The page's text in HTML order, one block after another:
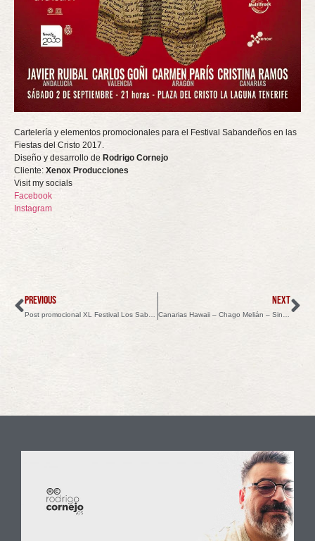
Cartelería y elementos promocionales para el Festival Sabandeños en las
Fiestas del Cristo 2017.
Diseño y desarrollo de Rodrigo Cornejo
Cliente: Xenox Producciones
Visit my socials
Facebook
Instagram
PREVIOUS
Post promocional XL Festival Los Sabandeños
NEXT
Canarias Hawaii – Chago Melián – Sinfónica de Tenerife